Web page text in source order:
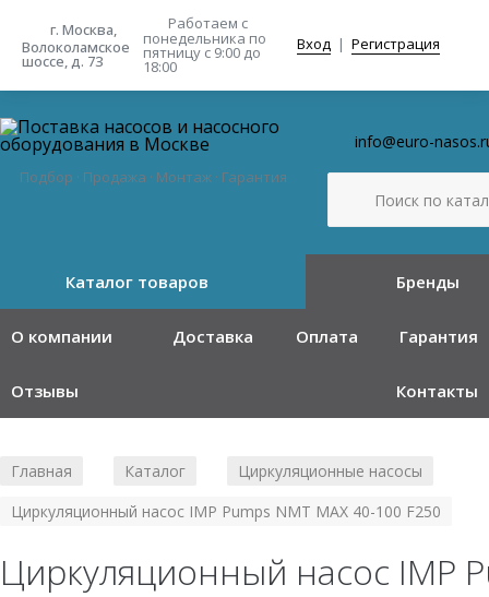
г. Москва,
Волоколамское
шоссе, д. 73
Работаем с
понедельника по
пятницу с 9:00 до
18:00
Вход | Регистрация
Подбор · Продажа · Монтаж · Гарантия
info@euro-
Каталог товаров Бренды
О компании Доставка Оплата Гарантия
Отзывы Контакты
Главная Каталог Циркуляционные насосы
Циркуляционный насос IMP Pumps NMT MAX 40-100 F250
Циркуляционный насос IMP